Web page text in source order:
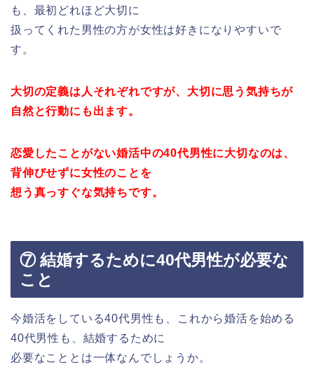
も、最初どれほど大切に
扱ってくれた男性の方が女性は好きになりやすいで
す。
大切の定義は人それぞれですが、大切に思う気持ちが
自然と行動にも出ます。
恋愛したことがない婚活中の40代男性に大切なのは、
背伸びせずに女性のことを
想う真っすぐな気持ちです。
⑦ 結婚するために40代男性が必要な
こと
今婚活をしている40代男性も、これから婚活を始める
40代男性も、結婚するために
必要なこととは一体なんでしょうか。